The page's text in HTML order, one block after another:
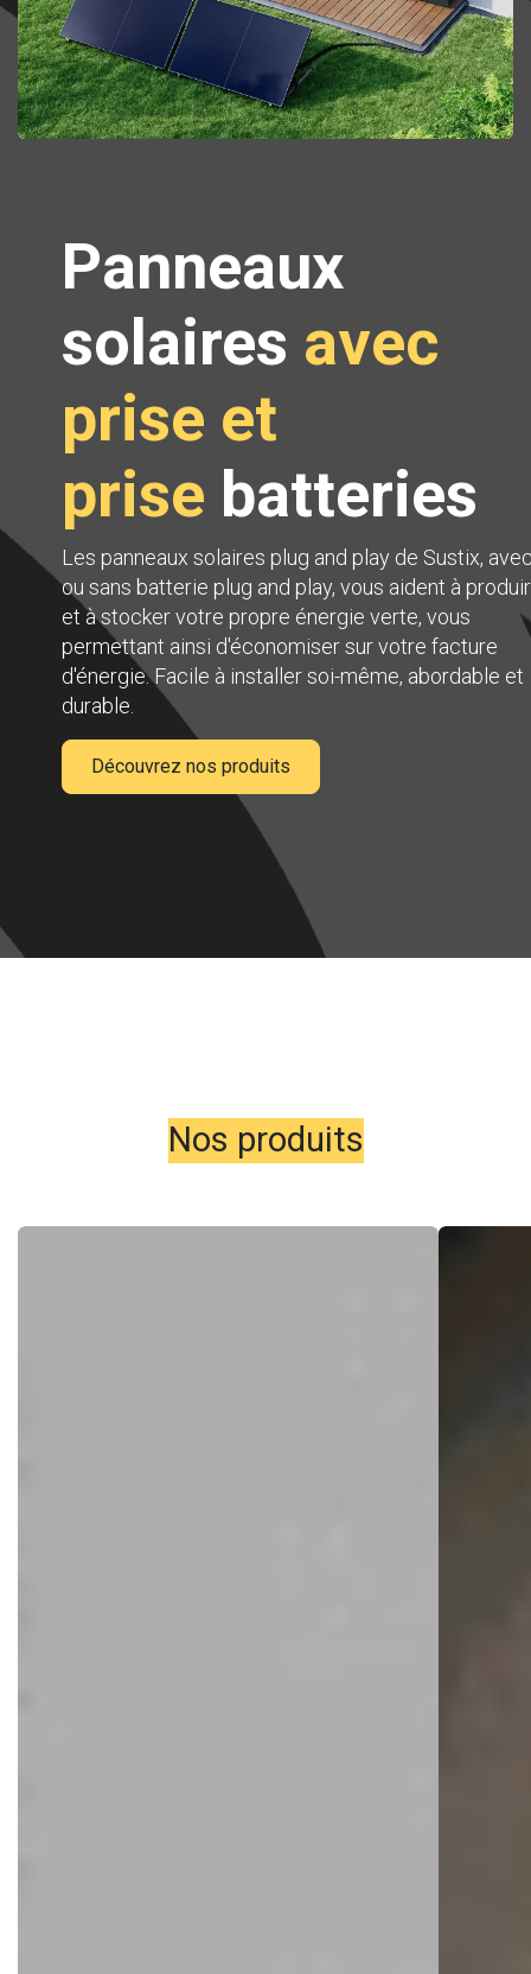
Panneaux
solaires avec
prise et
prise batteries
Les panneaux solaires plug and play de Sustix,
ou sans batterie plug and play, vous aident à
et à stocker votre propre énergie verte, vous
permettant ainsi d'économiser sur votre facture
d'énergie. Facile à installer soi-même, abordable et
durable.
Découvrez nos produits
​​​Nos produits